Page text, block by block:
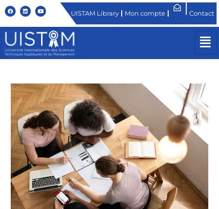
UISTAM Library Mon compte Contact